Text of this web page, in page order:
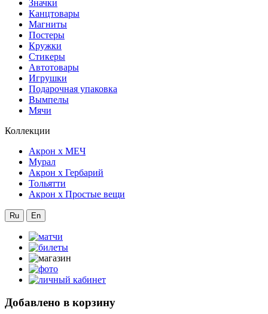
Значки
Канцтовары
Магниты
Постеры
Кружки
Стикеры
Автотовары
Игрушки
Подарочная упаковка
Вымпелы
Мячи
Коллекции
Акрон x МЕЧ
Мурал
Акрон x Гербарий
Тольятти
Акрон x Простые вещи
Ru En
Добавлено в корзину